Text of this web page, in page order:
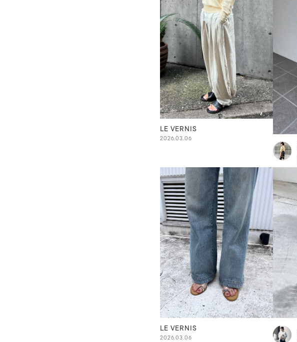
LE VERNIS
2026.03.06
LE VERNIS
2026.03.06